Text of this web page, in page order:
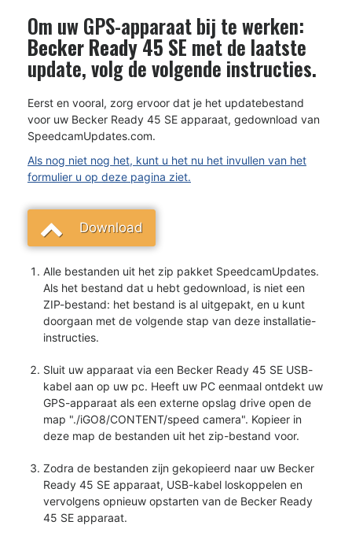
Om uw GPS-apparaat bij te werken:
Becker Ready 45 SE met de laatste
update, volg de volgende instructies.
Eerst en vooral, zorg ervoor dat je het updatebestand
voor uw Becker Ready 45 SE apparaat, gedownload van
SpeedcamUpdates.com.
Als nog niet nog het, kunt u het nu het invullen van het
formulier u op deze pagina ziet.
Download
Alle bestanden uit het zip pakket SpeedcamUpdates.
Als het bestand dat u hebt gedownload, is niet een
ZIP-bestand: het bestand is al uitgepakt, en u kunt
doorgaan met de volgende stap van deze installatie-
instructies.
Sluit uw apparaat via een Becker Ready 45 SE USB-
kabel aan op uw pc. Heeft uw PC eenmaal ontdekt uw
GPS-apparaat als een externe opslag drive open de
map "./iGO8/CONTENT/speed camera". Kopieer in
deze map de bestanden uit het zip-bestand voor.
Zodra de bestanden zijn gekopieerd naar uw Becker
Ready 45 SE apparaat, USB-kabel loskoppelen en
vervolgens opnieuw opstarten van de Becker Ready
45 SE apparaat.